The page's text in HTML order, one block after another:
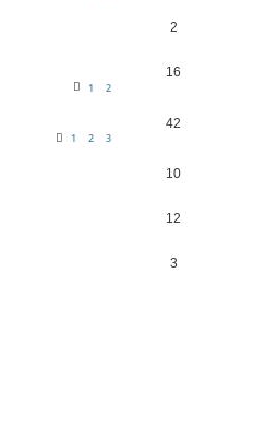
2
1 2
16
1 2 3
42
10
12
3